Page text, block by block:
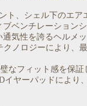
ト、シェル下のエア
ベンチレーションシ
気性を誇るヘルメ
クノロジーにより、
なフィット感を保証
イヤーパッドにより